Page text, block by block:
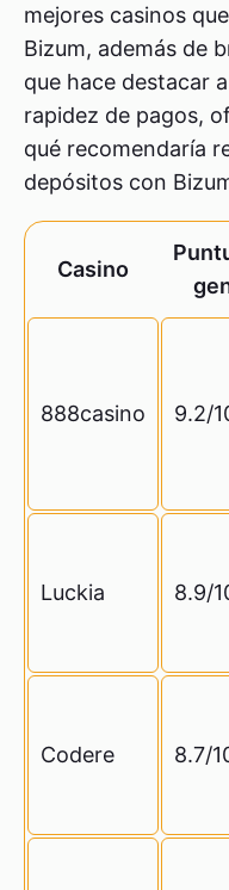
mejores casinos
Bizum, además de
que hace destacar
rapidez de pagos,
qué recomendaría
depósitos con
Casino
888casino 9.2/
Luckia 8.9/
Codere 8.7/